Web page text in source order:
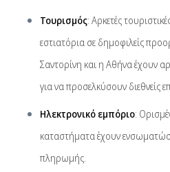
Τουρισμός: Αρκετές
εστιατόρια σε δημοφιλείς
Σαντορίνη και η Αθήνα έχουν
για να προσελκύσουν διεθνείς
Ηλεκτρονικό εμπόριο:
καταστήματα έχουν
πληρωμής.